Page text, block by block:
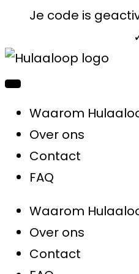
Je code is
Waarom
Over ons
Contact
FAQ
Waarom
Over ons
Contact